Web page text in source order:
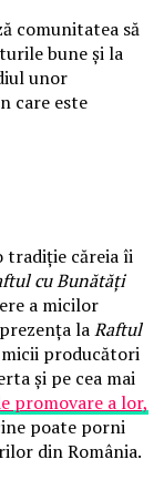
comunitatea să
bune și la
unor
care este
tradiție căreia îi
cu Bunătăți
a micilor
laRaftul
producători
și pe cea mai
promovare a lor,
poate porni
din România.